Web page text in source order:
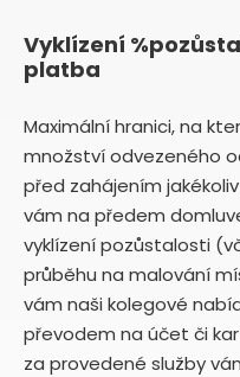
Vyklízení
platba
Maximální hranici, na
množství odvezeného
před zahájením
vám na předem
vyklízení pozůstalosti
průběhu na malování
vám naši kolegové
převodem na účet či
za provedené služby